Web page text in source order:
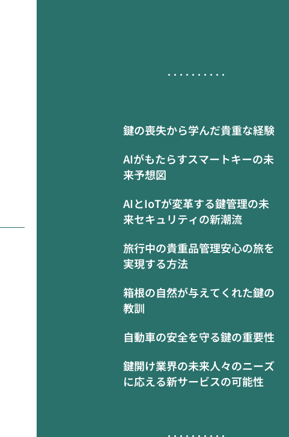
鍵の喪失から学んだ貴重な経験
AIがもたらすスマートキーの未
来予想図
AIとIoTが変革する鍵管理の未
来セキュリティの新潮流
旅行中の貴重品管理安心の旅を
実現する方法
箱根の自然が与えてくれた鍵の
教訓
自動車の安全を守る鍵の重要性
鍵開け業界の未来人々のニーズ
に応える新サービスの可能性